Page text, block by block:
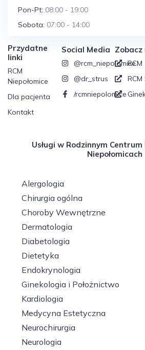
Pon-Pt: 08:00 - 19:00
Sobota: 07:00 - 14:00
Przydatne
linki
RCM
Niepołomice
Dla pacjenta
Kontakt
Social Media
@rcm_niepolomice
@dr_strus
/rcmniepolomice
RCM
Usługi w Rodzinnym
Niepołomicach
Alergologia
Chirurgia ogólna
Choroby Wewnętrzne
Dermatologia
Diabetologia
Dietetyka
Endokrynologia
Ginekologia i Położnictwo
Kardiologia
Medycyna Estetyczna
Neurochirurgia
Neurologia